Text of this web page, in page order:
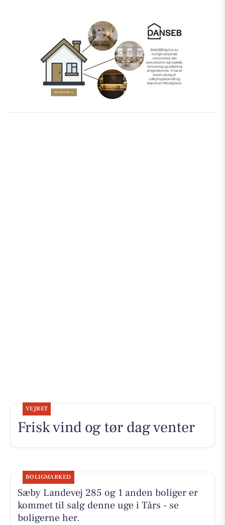
VEJRET
Frisk vind og tør dag venter
BOLIGMARKED
Sæby Landevej 285 og 1 anden boliger er
kommet til salg denne uge i Tårs - se
boligerne her.